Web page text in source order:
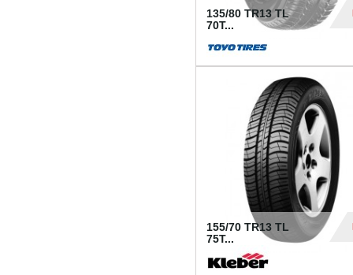
135/80 TR13 TL
70T...
155/70 TR13 TL
75T...